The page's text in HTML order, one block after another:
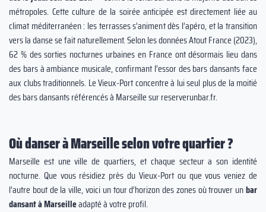
métropoles. Cette culture de la soirée anticipée est directement liée au
climat méditerranéen : les terrasses s’animent dès l’apéro, et la transition
vers la danse se fait naturellement. Selon les données Atout France (2023),
62 % des sorties nocturnes urbaines en France ont désormais lieu dans
des bars à ambiance musicale, confirmant l’essor des bars dansants face
aux clubs traditionnels. Le Vieux-Port concentre à lui seul plus de la moitié
des bars dansants référencés à Marseille sur reserverunbar.fr.
Où danser à Marseille selon votre quartier ?
Marseille est une ville de quartiers, et chaque secteur a son identité
nocturne. Que vous résidiez près du Vieux-Port ou que vous veniez de
l’autre bout de la ville, voici un tour d’horizon des zones où trouver unbar
dansant à Marseilleadapté à votre profil.